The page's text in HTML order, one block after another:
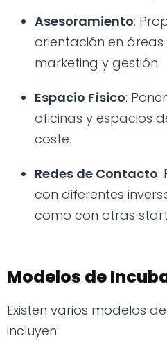
Asesoramiento:
orientación en
marketing y gestión.
Espacio Físico:
oficinas y espacios
coste.
Redes de Contacto:
con diferentes
como con otras
Modelos de
Existen varios modelos
incluyen: